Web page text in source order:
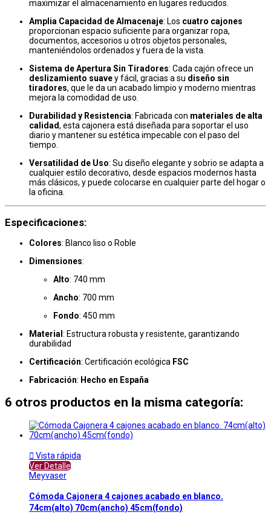
maximizar el almacenamiento en lugares reducidos.
Amplia Capacidad de Almacenaje: Los cuatro cajones
proporcionan espacio suficiente para organizar ropa,
documentos, accesorios u otros objetos personales,
manteniéndolos ordenados y fuera de la vista.
Sistema de Apertura Sin Tiradores: Cada cajón ofrece un
deslizamiento suavey fácil, gracias a su diseño sin
tiradores, que le da un acabado limpio y moderno mientras
mejora la comodidad de uso.
Durabilidad y Resistencia: Fabricada con materiales de alta
calidad, esta cajonera está diseñada para soportar el uso
diario y mantener su estética impecable con el paso del
tiempo.
Versatilidad de Uso: Su diseño elegante y sobrio se adapta a
cualquier estilo decorativo, desde espacios modernos hasta
más clásicos, y puede colocarse en cualquier parte del hogar o
la oficina.
Especificaciones:
Colores: Blanco liso o Roble
Dimensiones:
Alto: 740 mm
Ancho: 700 mm
Fondo: 450 mm
Material : Estructura robusta y resistente, garantizando
durabilidad
Certificación: Certificación ecológica FSC
Fabricación: Hecho en España
6 otros productos en la misma categoría:
 Vista rápida
Ver Detalle
Meyvaser
Cómoda Cajonera 4 cajones acabado en blanco.
74cm(alto) 70cm(ancho) 45cm(fondo)